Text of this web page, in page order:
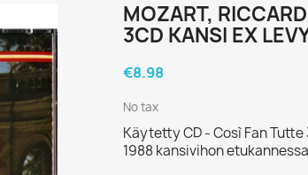
MOZART,
3CD KANSI EX
€8.98
No tax
Käytetty CD - Così Fan Tutte
1988 kansivihon